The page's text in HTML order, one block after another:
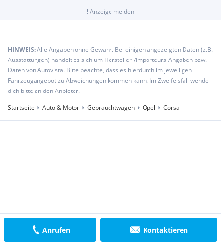
Anrufen Kontaktieren
!Anzeige melden
HINWEIS:Alle Angaben ohne Gewähr. Bei einigen angezeigten Daten (z.B.
Ausstattungen) handelt es sich um Hersteller-/Importeurs-Angaben bzw.
Daten von Autovista. Bitte beachte, dass es hierdurch im jeweiligen
Fahrzeugangebot zu Abweichungen kommen kann. Im Zweifelsfall wende
dich bitte an den Anbieter.
Startseite
Auto & Motor Gebrauchtwagen Opel Corsa